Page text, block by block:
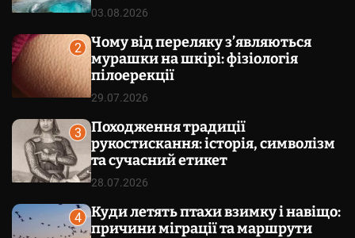
03.08.2026
2
Чому від переляку з’являються
мурашки на шкірі: фізіологія
пілоерекції
29.07.2026
3
Походження традиції
рукостискання: історія, символізм
та сучасний етикет
28.07.2026
4
Куди летять птахи взимку і навіщо:
причини міграції та маршрути